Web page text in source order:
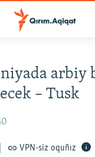
arbiy
– Tusk
VPN-siz oquñız